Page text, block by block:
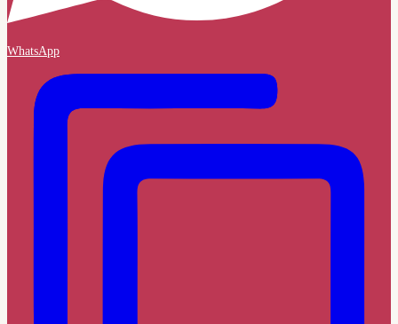
WhatsApp